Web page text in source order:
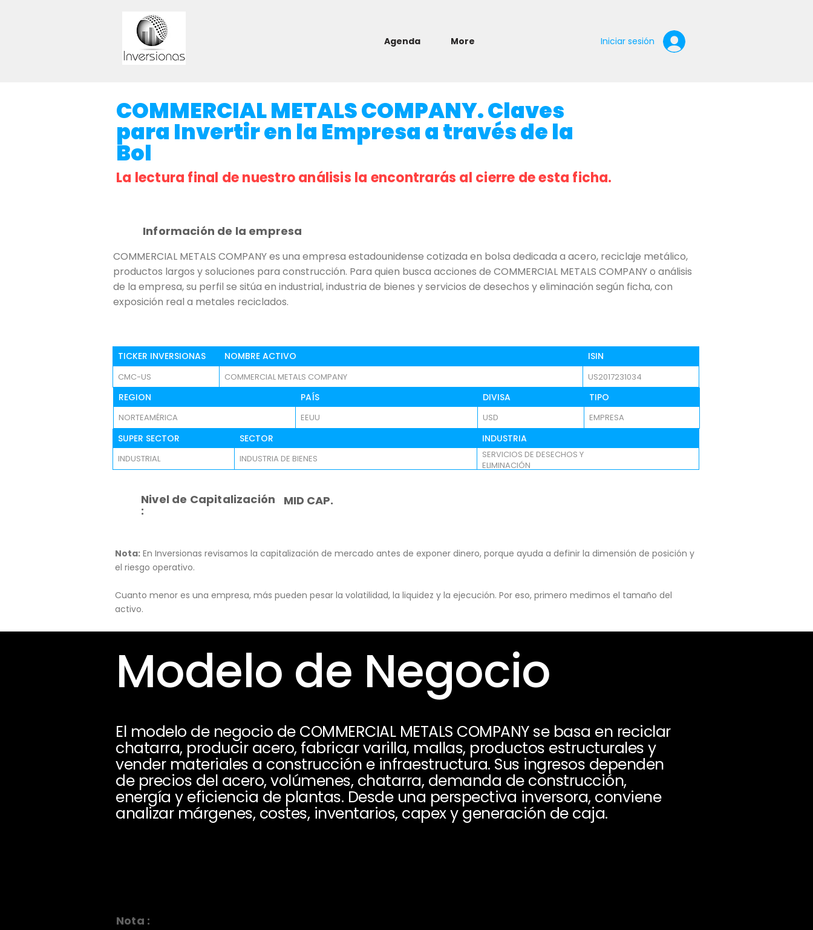
Agenda More Iniciar sesión
COMMERCIAL METALS COMPANY. Claves
para Invertir en la Empresa a través de la
Bol
La lectura final de nuestro análisis la encontrarás al cierre de esta ficha.
Información de la empresa
COMMERCIAL METALS COMPANY es una empresa estadounidense cotizada en bolsa dedicada a acero, reciclaje metálico,
productos largos y soluciones para construcción. Para quien busca acciones de COMMERCIAL METALS COMPANY o análisis
de la empresa, su perfil se sitúa en industrial, industria de bienes y servicios de desechos y eliminación según ficha, con
exposición real a metales reciclados.
TICKER INVERSIONAS NOMBRE ACTIVO ISIN
CMC-US COMMERCIAL METALS COMPANY US2017231034
REGION PAÍS DIVISA TIPO
NORTEAMÉRICA EEUU USD EMPRESA
SUPER SECTOR SECTOR INDUSTRIA
INDUSTRIAL INDUSTRIA DE BIENES
SERVICIOS DE DESECHOS Y
ELIMINACIÓN
Nivel de Capitalización
:
MID CAP.
Nota: En Inversionas revisamos la capitalización de mercado antes de exponer dinero, porque ayuda a definir la dimensión de posición y
el riesgo operativo.
Cuanto menor es una empresa, más pueden pesar la volatilidad, la liquidez y la ejecución. Por eso, primero medimos el tamaño del
activo.
Modelo de Negocio
El modelo de negocio de COMMERCIAL METALS COMPANY se basa en reciclar
chatarra, producir acero, fabricar varilla, mallas, productos estructurales y
vender materiales a construcción e infraestructura. Sus ingresos dependen
de precios del acero, volúmenes, chatarra, demanda de construcción,
energía y eficiencia de plantas. Desde una perspectiva inversora, conviene
analizar márgenes, costes, inventarios, capex y generación de caja.
Nota :